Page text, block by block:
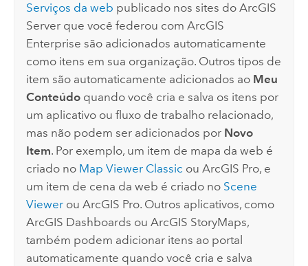
Serviços da web publicado nos sites doArcGIS
Server que você federou comArcGIS
Enterprise são adicionados automaticamente
como itens em sua organização. Outros tipos de
item são automaticamente adicionados ao Meu
Conteúdo quando você cria e salva os itens por
um aplicativo ou fluxo de trabalho relacionado,
mas não podem ser adicionados por Novo
Item. Por exemplo, um item de mapa da web é
criado no Map Viewer Classic ouArcGIS Pro, e
um item de cena da web é criado no Scene
Viewer ouArcGIS Pro. Outros aplicativos, como
ArcGIS Dashboards ouArcGIS StoryMaps,
também podem adicionar itens ao portal
automaticamente quando você cria e salva